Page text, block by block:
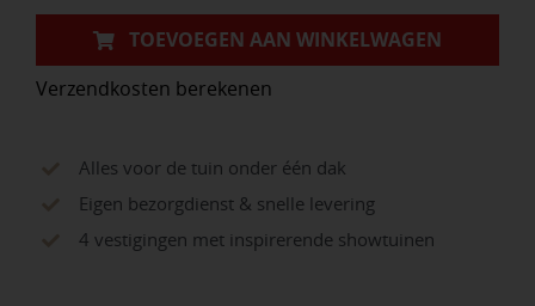
TOEVOEGEN AAN WINKELWAGEN
Verzendkosten berekenen
Alles voor de tuin onder één dak
Eigen bezorgdienst & snelle levering
4 vestigingen met inspirerende showtuinen